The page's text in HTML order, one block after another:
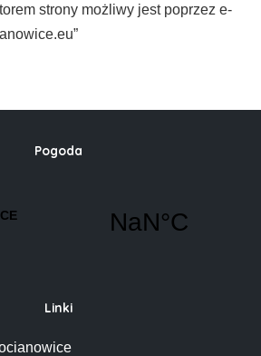
strony możliwy jest poprzez e-
Pogoda
Linki